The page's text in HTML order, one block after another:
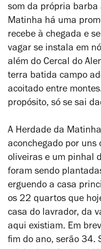
som da própria barba
Matinha há uma
recebe à chegada e
vagar se instala em
além do Cercal do
terra batida campo
acoitado entre
propósito, só se sai
A Herdade da
aconchegado por uns
oliveiras e um pinhal
foram sendo
erguendo a casa
os 22 quartos que
casa do lavrador, da
aqui existiam. Em
fim do ano, serão 34.